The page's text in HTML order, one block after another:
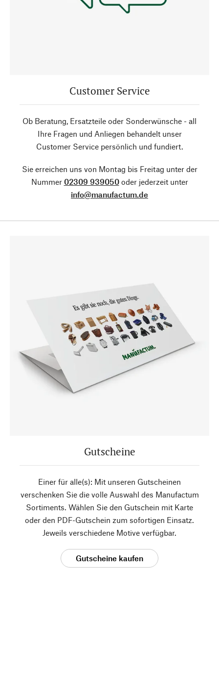
Customer Service
Ob Beratung, Ersatzteile oder Sonderwünsche - all
Ihre Fragen und Anliegen behandelt unser
Customer Service persönlich und fundiert.
Sie erreichen uns von Montag bis Freitag unter der
Nummer 02309 939050oder jederzeit unter
info@manufactum.de
Gutscheine
Einer für alle(s): Mit unseren Gutscheinen
verschenken Sie die volle Auswahl des Manufactum
Sortiments. Wählen Sie den Gutschein mit Karte
oder den PDF-Gutschein zum sofortigen Einsatz.
Jeweils verschiedene Motive verfügbar.
Gutscheine kaufen